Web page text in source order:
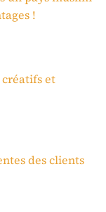
!
créatifs et
des clients